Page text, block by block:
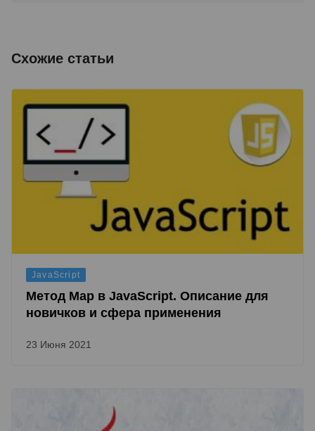
Схожие статьи
JavaScript
Метод Map в JavaScript. Описание для
новичков и сфера применения
23 Июня 2021